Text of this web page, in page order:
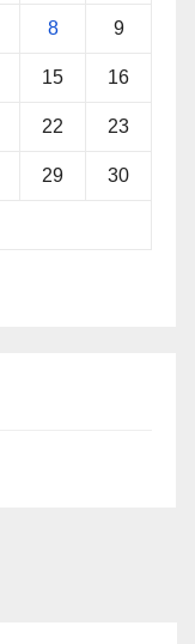
8 9
15 16
22 23
29 30